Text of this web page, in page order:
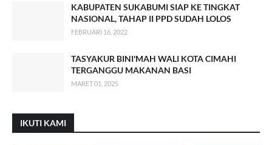
KABUPATEN SUKABUMI SIAP KE TINGKAT
NASIONAL, TAHAP II PPD SUDAH LOLOS
FEBRUARI 16, 2022
TASYAKUR BINI'MAH WALI KOTA CIMAHI
TERGANGGU MAKANAN BASI
MARET 01, 2025
IKUTI KAMI